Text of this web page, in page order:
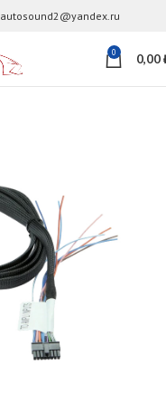
autosound2@yandex.ru
0 0,00